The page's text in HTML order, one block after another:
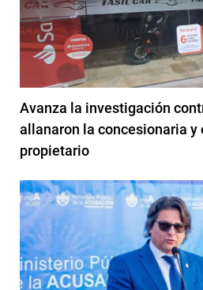
Avanza la investigación
allanaron la concesionaria y
propietario